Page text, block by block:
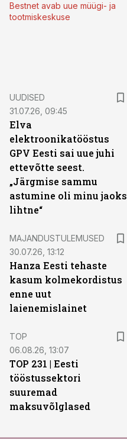
Bestnet avab uue müügi- ja
tootmiskeskuse
UUDISED
31.07.26, 09:45
Elva
elektroonikatööstus
GPV Eesti sai uue juhi
ettevõtte seest.
„Järgmise sammu
astumine oli minu jaoks
lihtne“
MAJANDUSTULEMUSED
30.07.26, 13:12
Hanza Eesti tehaste
kasum kolmekordistus
enne uut
laienemislainet
TOP
06.08.26, 13:07
TOP 231 | Eesti
tööstussektori
suuremad
maksuvõlglased